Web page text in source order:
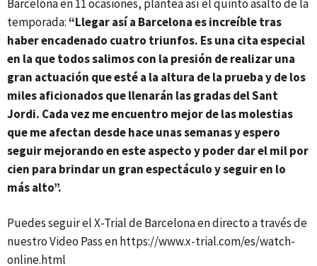
Barcelona en 11 ocasiones, plantea así el quinto asalto de la
temporada:“Llegar así a Barcelona es increíble tras
haber encadenado cuatro triunfos. Es una cita especial
en la que todos salimos con la presión de realizar una
gran actuación que esté a la altura de la prueba y de los
miles aficionados que llenarán las gradas del Sant
Jordi. Cada vez me encuentro mejor de las molestias
que me afectan desde hace unas semanas y espero
seguir mejorando en este aspecto y poder dar el mil por
cien para brindar un gran espectáculo y seguir en lo
más alto”.
Puedes seguir el X-Trial de Barcelona en directo a través de
nuestro Video Pass en https://www.x-trial.com/es/watch-
online.html